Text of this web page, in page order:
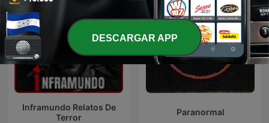
Inframundo Relatos De
Terror
Paranormal
DESCARGAR APP